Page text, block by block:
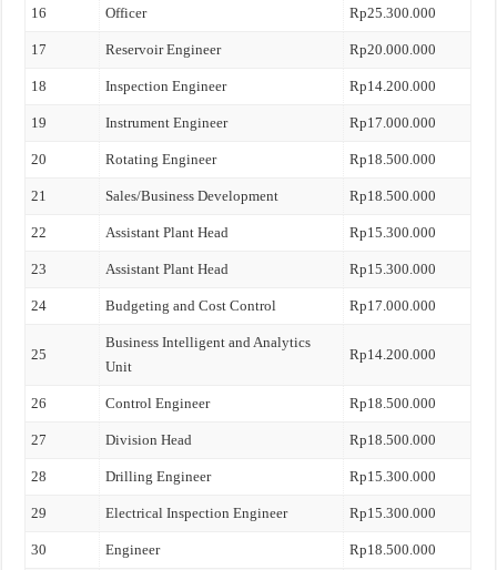
16 Officer Rp25.300.000
17 Reservoir Engineer Rp20.000.000
18 Inspection Engineer Rp14.200.000
19 Instrument Engineer Rp17.000.000
20 Rotating Engineer Rp18.500.000
21 Sales/Business Development Rp18.500.000
22 Assistant Plant Head Rp15.300.000
23 Assistant Plant Head Rp15.300.000
24 Budgeting and Cost Control Rp17.000.000
25
Business Intelligent and Analytics
Unit
Rp14.200.000
26 Control Engineer Rp18.500.000
27 Division Head Rp18.500.000
28 Drilling Engineer Rp15.300.000
29 Electrical Inspection Engineer Rp15.300.000
30 Engineer Rp18.500.000